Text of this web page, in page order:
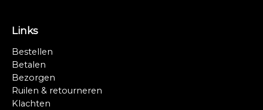
Links
Bestellen
Betalen
Bezorgen
Ruilen & retourneren
Klachten